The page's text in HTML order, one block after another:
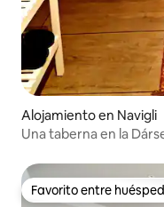
Alojamiento en Navigli
Una taberna en la
Favorito entre
Favorito entre